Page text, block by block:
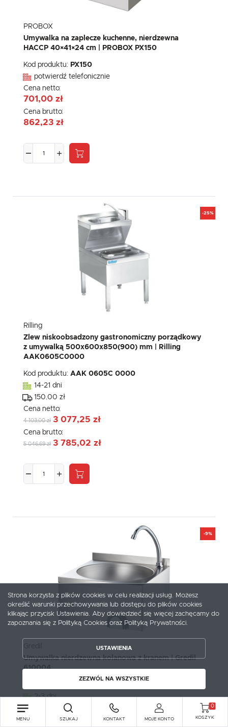
PROBOX
Umywalka na zaplecze kuchenne, nierdzewna
HACCP 40×41×24 cm | PROBOX PX150
Kod produktu: PX150
potwierdź telefonicznie
Cena netto:
701,00 zł
Cena brutto:
862,23 zł
-25%
Rilling
Zlew niskoobsadzony gastronomiczny porządkowy
z umywalką 500x600x850(900) mm | Rilling
AAK0605C0000
Kod produktu: AAK 0605C 0000
14-21 dni
150.00 zł
Cena netto:
4 103,00 zł 3 077,25 zł
Cena brutto:
5 046,69 zł 3 785,02 zł
-9%
Umywalka nierdzewna kolanowa z kranem | Gredil
610004
2-3 dni
0 zł - dostawa gratis
Cena netto:
MENU SZUKAJ KONTAKT MOJE KONTO
0
KOSZYK
Strona korzysta z plików cookies w celu realizacji usług. Możesz
określić warunki przechowywania lub dostępu do plików cookies
klikając przycisk Ustawienia. Aby dowiedzieć się więcej zachęcamy do
zapoznania się z Polityką Cookies oraz Polityką Prywatności.
USTAWIENIA
ZEZWÓL NA WSZYSTKIE
ZAPISZ WYBRANE